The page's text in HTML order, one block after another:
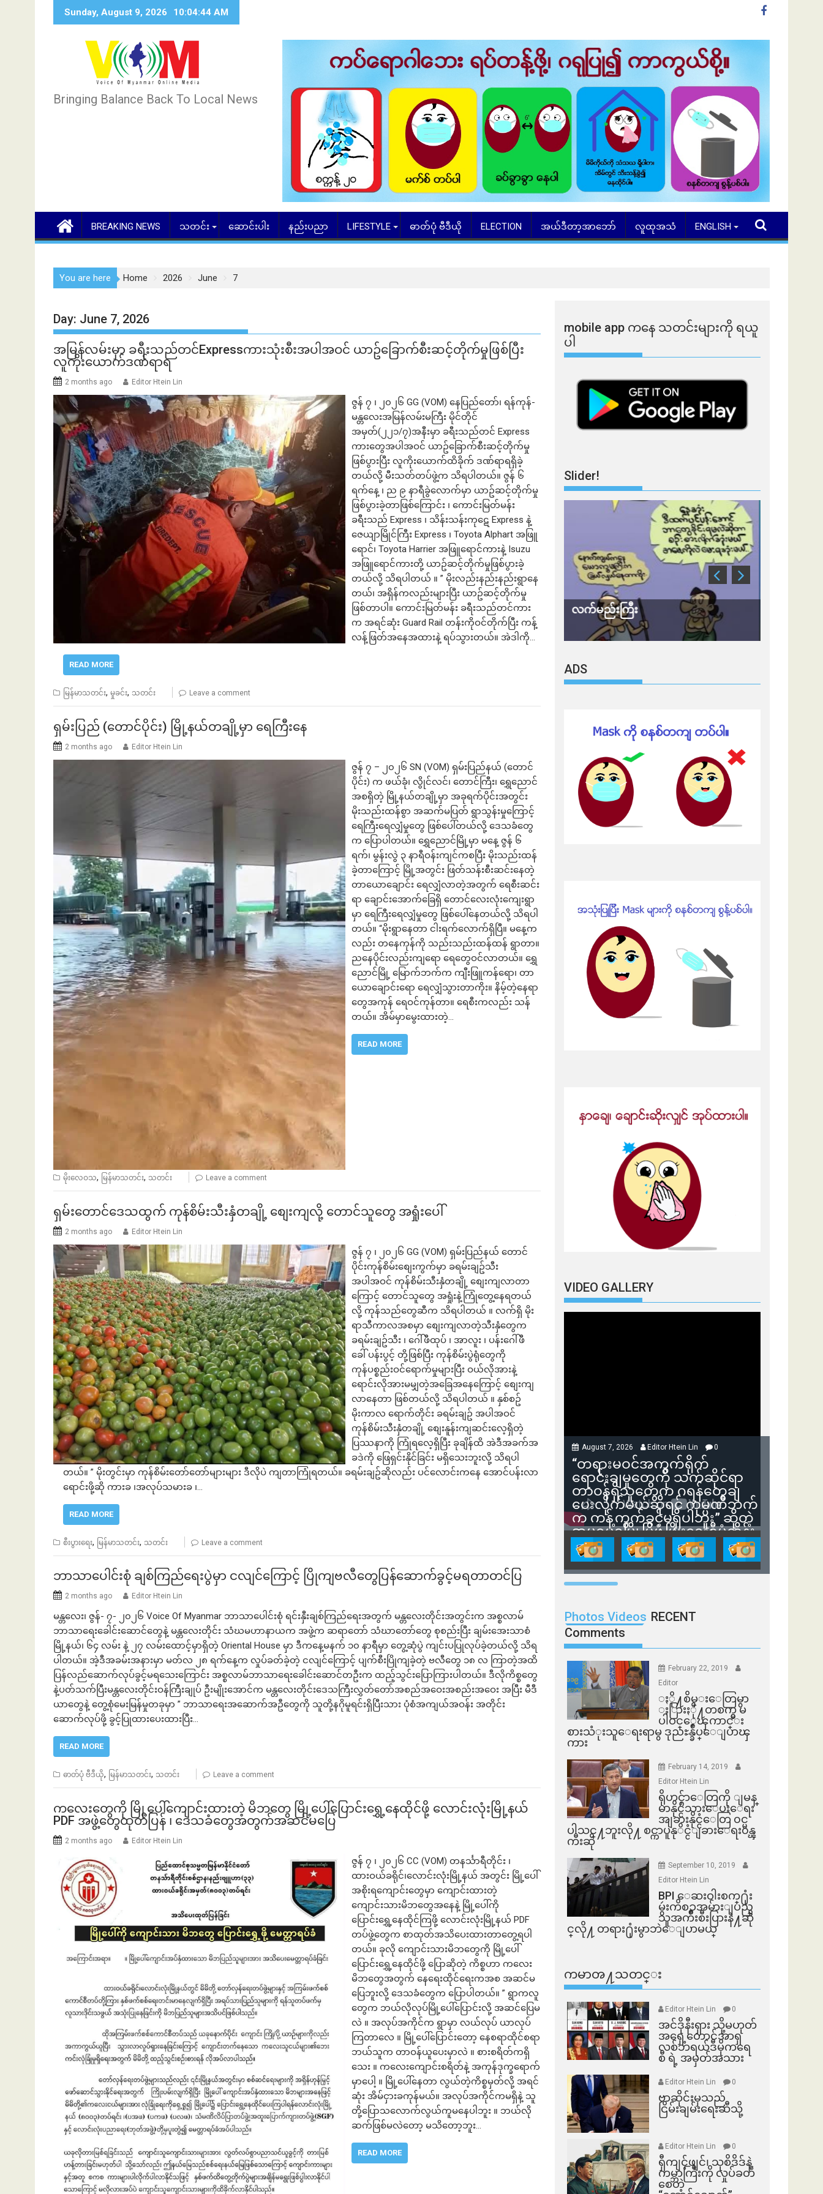
Sunday, August 9, 2026 10:04:45 AM
Bringing Balance Back To Local News
BREAKING NEWS သတင်း ဆောင်းပါး နည်းပညာ LIFESTYLE ဓာတ်ပုံ ဗီဒီယို ELECTION အယ်ဒီတာ့အာဘော် လူထုအသံ ENGLISH
You are here Home 2026 June 7
Day: June 7, 2026
အမြန်လမ်းမှာ ခရီးသည်တင်Expressကားသုံးစီးအပါအဝင် ယာဥ်ခြောက်စီးဆင့်တိုက်မှုဖြစ်ပြီး
လူကိုးယောက်ဒဏ်ရာရ
2 months ago Editor Htein Lin
ဇွန် ၇ ၊ ၂၀၂၆ GG (VOM) နေပြည်တော်၊ ရန်ကုန်-
မန္တလေးအမြန်လမ်းမကြီး မိုင်တိုင်
အမှတ်(၂၂၁/၇)အနီးမှာ ခရီးသည်တင် Express
ကားတွေအပါအဝင် ယာဥ်ခြောက်စီးဆင့်တိုက်မှု
ဖြစ်ပွားပြီး လူကိုးယောက်ထိခိုက် ဒဏ်ရာရရှိခဲ့
တယ်လို့ မီးသတ်တပ်ဖွဲ့က သိရပါတယ်။ ဇွန် ၆
ရက်နေ့ ၊ ည ၉ နာရီခွဲလောက်မှာ ယာဥ်ဆင့်တိုက်မှု
ဖြစ်ပွားခဲ့တာဖြစ်ကြောင်း ၊ ကောင်းမြတ်မန်း
ခရီးသည် Express ၊ သိန်းသန်းကုဋေ Express နဲ့
ဇေယျာမြိုင်ကြီး Express ၊ Toyota Alphart အဖြူ
ရောင်၊ Toyota Harrier အဖြူရောင်ကားနဲ့ Isuzu
အဖြူရောင်ကားတို့ ယာဥ်ဆင့်တိုက်မှုဖြစ်ပွားခဲ့
တယ်လို့ သိရပါတယ် ။ ” မိုးလည်းနည်းနည်းရွာနေ
တယ်၊ အရှိန်ကလည်းများပြီး ယာဥ်ဆင့်တိုက်မှု
ဖြစ်တာပါ။ ကောင်းမြတ်မန်း ခရီးသည်တင်ကား
က အရင်ဆုံး Guard Rail တန်းကိုဝင်တိုက်ပြီး ကန့်
လန့်ဖြတ်အနေအထားနဲ့ ရပ်သွားတယ်။ အဲဒါကို…
READ MORE
မြန်မာသတင်း, မှုခင်း, သတင်း Leave a comment
ရှမ်းပြည် (တောင်ပိုင်း) မြို့နယ်တချို့မှာ ရေကြီးနေ
2 months ago Editor Htein Lin
ဇွန် ၇ – ၂၀၂၆ SN (VOM) ရှမ်းပြည်နယ် (တောင်
ပိုင်း) က ဖယ်ခုံ၊ လွိုင်လင်၊ တောင်ကြီး၊ ရွှေညောင်
အစရှိတဲ့ မြို့နယ်တချို့မှာ အခုရက်ပိုင်းအတွင်း
မိုးသည်းထန်စွာ အဆက်မပြတ် ရွာသွန်းမှုကြောင့်
ရေကြီး‌ရေလျှံမှုတွေ ဖြစ်ပေါ်တယ်လို့ ဒေသခံတွေ
က ပြောပါတယ်။ ရွှေညောင်မြို့မှာ မနေ့ ဇွန် ၆
ရက်၊ မွန်းလွဲ ၃ နာရီဝန်းကျင်ကစပြီး မိုးသည်းထန်
ခဲ့တာကြောင့် မြို့အတွင်း ဖြတ်သန်းစီးဆင်းနေတဲ့
တာယောချောင်း ရေလျှံလာတဲ့အတွက် ရေစီးဆင်း
ရာ ချောင်းအောက်ခြေရှိ တောင်လေးလုံးကျေးရွာ
မှာ ရေကြီးရေလျှံမှုတွေ ဖြစ်ပေါ်နေတယ်လို့ သိရပါ
တယ်။ “မိုးရွာနေတာ ငါးရက်လောက်ရှိပြီ။ မနေ့က
လည်း တနေကုန်ကို သည်းသည်းထန်ထန် ရွာတာ။
ညနေပိုင်းလည်းကျရော ရေတွေဝင်လာတယ်။ ရွှေ
ညောင်မြို့ မြောက်ဘက်က ကျီးဖြူကန်ရော၊ တာ
ယောချောင်းရော ရေလျှံသွားတာကိုး။ နိမ့်တဲ့နေရာ
တွေအကုန် ရေဝင်ကုန်တာ။ ရေစီးကလည်း သန်
တယ်။ အိမ်မှာမွေးထားတဲ့…
READ MORE
မိုးလေဝသ, မြန်မာသတင်း, သတင်း Leave a comment
ရှမ်းတောင်ဒေသထွက် ကုန်စိမ်းသီးနှံတချို့ စျေးကျလို့ တောင်သူတွေ အရှုံးပေါ်
2 months ago Editor Htein Lin
ဇွန် ၇ ၊ ၂၀၂၆ GG (VOM) ရှမ်းပြည်နယ် တောင်
ပိုင်းကုန်စိမ်းစျေးကွက်မှာ ခရမ်းချဥ်သီး
အပါအဝင် ကုန်စိမ်းသီးနှံတချို့ စျေးကျလာတာ
ကြောင့် တောင်သူတွေ အရှုံးနဲ့ကြုံတွေ့နေရတယ်
လို့ ကုန်သည်တွေဆီက သိရပါတယ် ။ လက်ရှိ မိုး
ရာသီကာလအစမှာ စျေးကျလာတဲ့သီးနှံတွေက
ခရမ်းချဥ်သီး ၊ ဂေါ်ဖီထုပ် ၊ အာလူး ၊ ပန်းဂေါ်ဖီ
ခေါ် ပန်းပွင့် တို့ဖြစ်ပြီး ကုန်စိမ်းပွဲရုံတွေကို
ကုန်ပစ္စည်းဝင်ရောက်မှုများပြီး ဝယ်လိုအားနဲ့
ရောင်းလိုအားမမျှတဲ့အခြေအနေကြောင့် စျေးကျ
လာနေတာ ဖြစ်တယ်လို့ သိရပါတယ် ။ နှစ်စဥ်
မိုးကာလ ရောက်တိုင်း ခရမ်းချဥ် အပါအဝင်
ကုန်စိမ်းသီးနှံတချို့ စျေးနူန်းကျဆင်းလေ့ရှိတဲ့
ပြဿနာကို ကြုံရလေ့ရှိပြီး ခုချိန်ထိ အဲဒီအခက်အ
ခဒဲကို ဖြေရှင်းနိုင်ခြင်း မရှိသေးဘူးလို့ သိရပါ
တယ်။ ” မိုးတွင်းမှာ ကုန်စိမ်းတော်တော်များများ ဒီလိုပဲ ကျတာကြုံရတယ်။ ခရမ်းချဥ်ဆိုလည်း ပင်လောင်းကနေ အောင်ပန်းလာ
ရောင်းဖို့ဆို ကားခ ၊အလုပ်သမားခ ၊…
READ MORE
စီးပွားရေး, မြန်မာသတင်း, သတင်း Leave a comment
ဘာသာပေါင်းစုံ ချစ်ကြည်ရေးပွဲမှာ ငလျင်ကြောင့် ပြိုကျဗလီတွေပြန်ဆောက်ခွင့်မရတာတင်ပြ
2 months ago Editor Htein Lin
မန္တလေး၊ ဇွန်- ၇- ၂၀၂၆ Voice Of Myanmar ဘာသာပေါင်းစုံ ရင်းနှီးချစ်ကြည်ရေးအတွက် မန္တလေးတိုင်းအတွင်းက အစ္စလာမ်
ဘာသာရေးခေါင်းဆောင်တွေနဲ့ မန္တလေးတိုင်း သံဃမဟာနာယက အဖွဲ့က ဆရာတော် သံဃာတော်တွေ စုစည်းပြီး ချမ်းအေးသာစံ
မြို့နယ်၊ ၆၄ လမ်း နဲ့ ၂၇ လမ်းထောင့်မှာရှိတဲ့ Oriental House မှာ ဒီကနေ့မနက် ၁၀ နာရီမှာ တွေ့ဆုံပွဲ ကျင်းပပြုလုပ်ခဲ့တယ်လို့ သိရ
ပါတယ်။ အဲ့ဒီအခမ်းအနားမှာ မတ်လ ၂၈ ရက်နေ့က လှုပ်ခတ်ခဲ့တဲ့ ငလျင်ကြောင့် ပျက်စီးပြိုကျခဲ့တဲ့ ဗလီတွေ ၁၈ လ ကြာတဲ့အထိ
ပြန်လည်ဆောက်လုပ်ခွင့်မရသေးကြောင်း အစ္စလာမ်ဘာသာရေးခေါင်းဆောင်တဦးက ထည့်သွင်းပြောကြားပါတယ်။ ဒီလိုကိစ္စ​တွေ
နဲ့ပတ်သက်ပြီးမန္တလေးတိုင်းဝန်ကြီးချုပ် ဦးမျိုးအောင်က မန္တလေးတိုင်းဒေသကြီးလွှတ်တော်အစည်အဝေးအစည်းအဝေး အပြီး မီဒီ
ယာတွေနဲ့ တွေ့စုံမေးမြန်မှုတခုမှာ ” ဘာသာရေးအဆောက်အဦတွေကို သူတို့နဂိုမူရင်းရှိပြီးသား ပုံစံအကျယ်အဝန်း အတိုင်း
ဆောက်လုပ်ဖို့ ခွင့်ပြုထားပေးထားပြီး…
READ MORE
ဓာတ်ပုံ ဗီဒီယို, မြန်မာသတင်း, သတင်း Leave a comment
ကလေးတွေကို မြို့ပေါ်ကျောင်းထားတဲ့ မိဘတွေ မြို့ပေါ်ပြောင်းရွှေ့နေထိုင်ဖို့ လောင်းလုံးမြို့နယ်
PDF အဖွဲ့တွေထုတ်ပြန် ၊ ဒေသခံတွေအတွက်အဆင်မပြေ
2 months ago Editor Htein Lin
ဇွန် ၇ ၊ ၂၀၂၆ CC (VOM) တနင်္သာရီတိုင်း ၊
ထားဝယ်ခရိုင်၊လောင်းလုံးမြို့နယ် အတွင်း မြို့ပေါ်
အစိုးရကျောင်းတွေမှာ ကျောင်းထားတဲ့
ကျောင်းသားမိဘတွေအနေနဲ့ မြို့ပေါ်ကို
ပြောင်းရွှေ့နေထိုင်ကြဖို့ လောင်းလုံးမြို့နယ် PDF
တပ်ဖွဲ့တွေက စာထုတ်အသိပေးထားတာ​တွေ့ရပါ
တယ်။ ခုလို ကျောင်းသားမိဘတွေကို မြို့ပေါ်
ပြောင်းရွှေ့နေထိုင်ဖို့ ပြောဆိုတဲ့ ကိစ္စဟာ ကလေး
မိဘတွေအတွက် နေရေးထိုင်ရေးကအစ အဆင်မ
ပြေဘူးလို့ ဒေသခံတွေက ပြောပါတယ်။ ” ရွာကလူ
တွေက ဘယ်လိုလုပ်မြို့ပေါ်ပြောင်းလို့ အဆင်ပြေမ
လဲ ။ အလုပ်အကိုင်က ရွာမှာ လယ်လုပ် ယာလုပ်
ကြတာလေ ။ မြို့ပေါ်ပြောင်းတော့ နေစရာထိုင်စရာ
ဘယ်သူက တာဝန်ယူပေးမှာလဲ ။ စားစရိတ်ကရှိ
သေး ။ ကလေးကျောင်းစရိတ်နဲ့ အကုန်ဒုက္ခရောက်
မှာပေါ့ ။ မြို့ပေါ်နေတာ လွယ်တဲ့ကိစ္စမှတ်လို့ အရင်
ဆုံး အိမ်ငှားခကုန်မယ်။ အလုပ်အကိုင်ကမရှိနဲ့ သူ
တို့ပြောသလောက်လွယ်ကူမနေပါဘူး ။ ဘယ်လို
ဆက်ဖြစ်မလဲတော့ မသိတော့ဘူး…
READ MORE
mobile app ​​ကနေ ​​သတင်းများကို ရယူ
ပါ
Slider!
ဘာလျှော့မလဲ လက်မည်းကြီး သတိ အိုမီခရွန်တဲ့
ADS
VIDEO GALLERY
August 7, 2026 Editor Htein Lin 0
“တရားမဝင်အကွက်ရိုက်
ရောင်းချမှုတွေကို သက်ဆိုင်ရာ
တာဝန်ရှိသူတွေက ဂရန်တွေချ
ပေးလိုက်မယ်ဆိုရင် ကုမ္ပဏီဘက်
က ကန့်ကွက်ခွင့်မရှိပါဘူး” ဆိုတဲ့
အမရပူရမြို့ပြဖွံ့ဖြိုးရေးစီမံကိန်း
ဒါရိုက်တာ ဦးဇော်ရဲဝင်းနဲ့ တွေ့ဆုံ
ခြင်း
Photos Videos RECENT
Comments
February 22, 2019
Editor
ႏို႔စိမ္းေတြမွာ
ႏြားႏို႔တစက္မွ မ
ပါဝင္ေၾကာင္း
စားသံုးသူေရးရာမွ ဒုညႊန္ခ်ဳပ္ေျပာၾ
ကား
February 14, 2019
Editor Htein Lin
ရိုဟင္ဂ်ာေတြကို ျမန္
မာနိုင္ငံသားေပးေရး
အျခားနိုင္ငံေတြ ၀င္မ
ပါသင္႔ဘူးလို႔ စင္ကာပူနုိင္ငံျခားေရး၀န္ၾ
ကီးဆို
September 10, 2019
Editor Htein Lin
BPI ​ေဆးဝါးစက္​႐ုံး
မွဴးကိစၥအမ်ားျပည္​
သူအက်ိဳးစီးပြားနဲ႔ဆို
င္​လို႔ တရား႐ုံးမွာဘဲေျပာမယ္​
ကမာၻ႔သတင္း
Editor Htein Lin 0
အင်ဒိုနီးရှား သို့မဟုတ်
အရှေ့တောင်အာရှ
လစ်ဘရယ်ဒီမိုကရေ
စီ ရဲ့ အမှတ်အသား
Editor Htein Lin 0
ဗာဆိုင်းမှသည်
ငြိမ်းချမ်းရေးဆီသို့
Editor Htein Lin 0
ရှီကျင့်ဖျင်၊ သုစိဒိဒ်နဲ့
ကမ္ဘာကြီးကို လှုပ်ခတ်
စေတဲ့